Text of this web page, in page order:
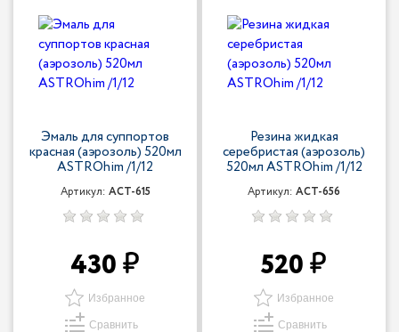
Эмаль для суппортов
красная (аэрозоль) 520мл
ASTROhim /1/12
Артикул: ACT-615
430
Избранное
Сравнить
Резина жидкая
серебристая (аэрозоль)
520мл ASTROhim /1/12
Артикул: ACT-656
520
Избранное
Сравнить